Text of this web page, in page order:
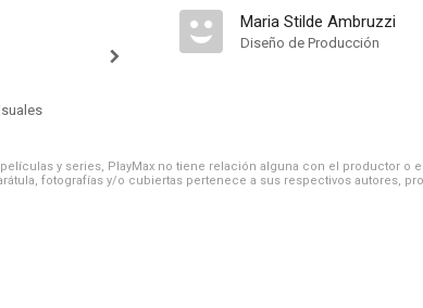
Maria Stilde Ambruzzi
Diseño de Producción
y series, PlayMax no tiene relación alguna con el productor o
fotografías y/o cubiertas pertenece a sus respectivos autores,